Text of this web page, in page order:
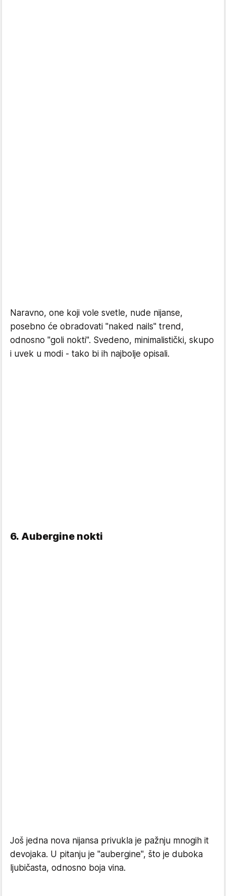
Naravno, one koji vole svetle, nude nijanse,
posebno će obradovati "naked nails" trend,
odnosno "goli nokti". Svedeno, minimalistički, skupo
i uvek u modi - tako bi ih najbolje opisali.
6. Aubergine nokti
Još jedna nova nijansa privukla je pažnju mnogih it
devojaka. U pitanju je "aubergine", što je duboka
ljubičasta, odnosno boja vina.